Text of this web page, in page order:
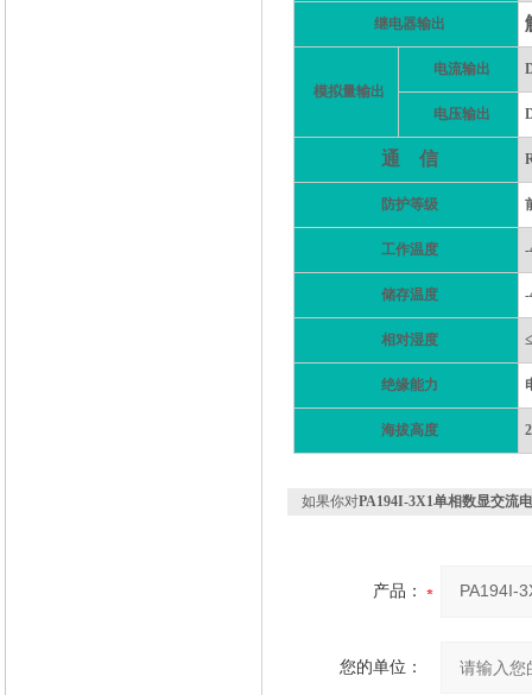
继电器输出
模拟量输出
电流输出
电压输出
通 信
防护等级
工作温度
储存温度
相对湿度
绝缘能力
海拔高度
如果你对PA194I-3X1单相数显交流
产品：
您的单位：